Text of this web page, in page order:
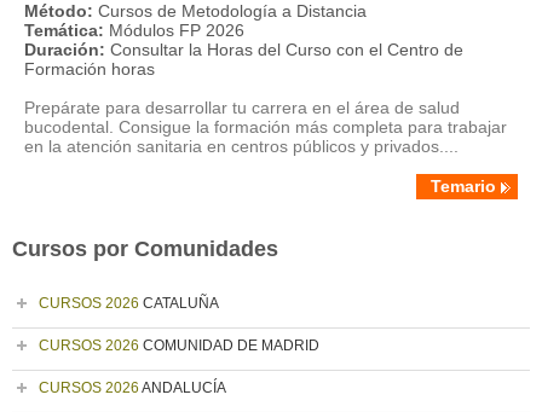
Método: Cursos de Metodología a Distancia
Temática: Módulos FP 2026
Duración: Consultar la Horas del Curso con el Centro de
Formación horas
Prepárate para desarrollar tu carrera en el área de salud
bucodental. Consigue la formación más completa para trabajar
en la atención sanitaria en centros públicos y privados....
Temario
Cursos por Comunidades
CURSOS 2026 CATALUÑA
CURSOS 2026 COMUNIDAD DE MADRID
CURSOS 2026 ANDALUCÍA